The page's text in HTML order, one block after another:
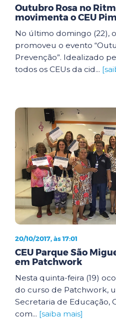
Outubro Rosa no
movimenta o CEU
No último domingo (22),
promoveu o evento
Prevenção”. Idealizado
todos os CEUs da cid...
20/10/2017, às 17:01
CEU Parque São
em Patchwork
Nesta quinta-feira (19)
do curso de Patchwork,
Secretaria de Educação,
com... [saiba mais]